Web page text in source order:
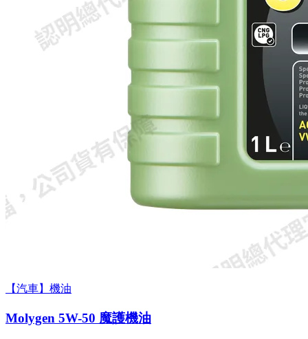
【汽車】機油
Molygen 5W-50 魔護機油